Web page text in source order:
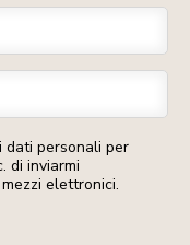
dati personali per
di inviarmi
elettronici.